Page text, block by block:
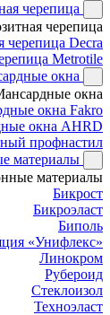
черепица
черепица
черепица Decra
Metrotile
окна
окна
окна Fakro
окна AHRD
профнастил
материалы
материалы
Бикрост
Бикроэласт
Биполь
«Унифлекс»
Линокром
Рубероид
Стеклоизол
Техноэласт